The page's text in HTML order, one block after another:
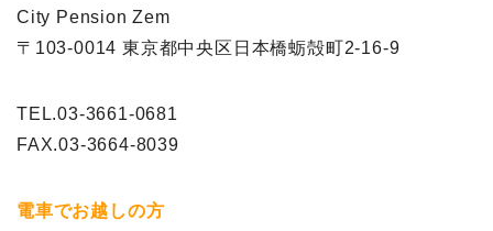
City Pension Zem
〒103-0014 東京都中央区日本橋蛎殻町2-16-9
TEL.03-3661-0681
FAX.03-3664-8039
電車でお越しの方